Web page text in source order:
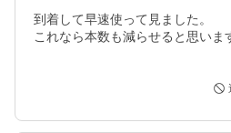
到着して早速使って見ました。
これなら本数も減らせると思いま